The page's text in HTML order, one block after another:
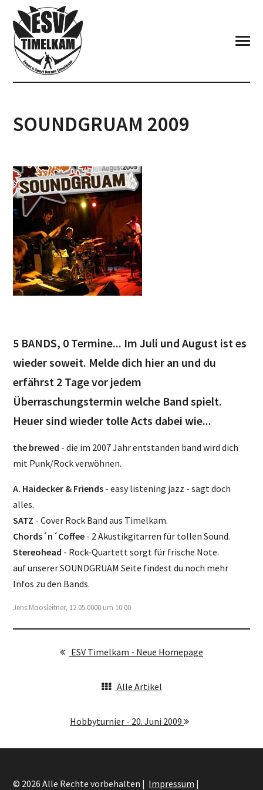
SOUNDGRUAM 2009
5 BANDS, 0 Termine... Im Juli und August ist es
wieder soweit. Melde dich hier an und du
erfährst 2 Tage vor jedem
Überraschungstermin welche Band spielt.
Heuer sind wieder tolle Acts dabei wie...
the brewed - die im 2007 Jahr entstanden band wird dich
mit Punk/Rock verwöhnen.
A. Haidecker & Friends - easy listening jazz - sagt doch
alles.
SATZ - Cover Rock Band aus Timelkam.
Chords´n´Coffee - 2 Akustikgitarren für tollen Sound.
Stereohead - Rock-Quartett sorgt für frische Note.
auf unserer SOUNDGRUAM Seite findest du noch mehr
Infos zu den Bands.
Jens Moosleitner, 12.05.0000 um 10:00
ESV Timelkam - Neue Homepage
Alle Artikel
Hobbyturnier - 20. Juni 2009
© 2026 Alle Rechte vorbehalten | Impressum |